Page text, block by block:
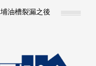
油槽裂漏之後